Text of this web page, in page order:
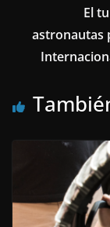
El
astronautas